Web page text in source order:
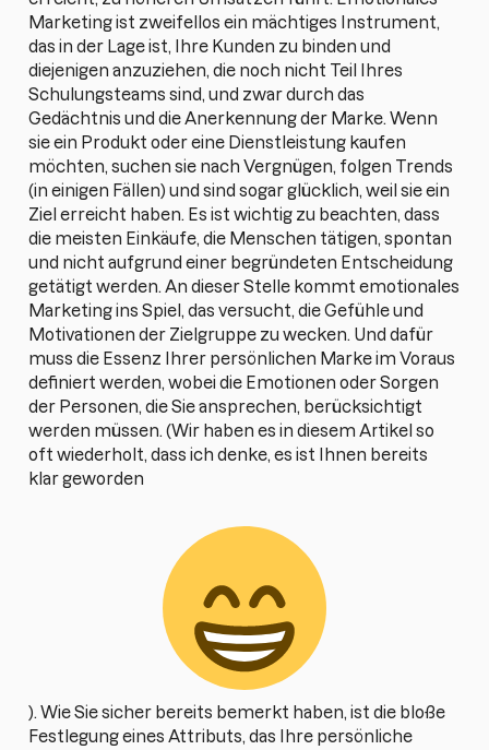
Marketing ist zweifellos ein mächtiges Instrument,
das in der Lage ist, Ihre Kunden zu binden und
diejenigen anzuziehen, die noch nicht Teil Ihres
Schulungsteams sind, und zwar durch das
Gedächtnis und die Anerkennung der Marke. Wenn
sie ein Produkt oder eine Dienstleistung kaufen
möchten, suchen sie nach Vergnügen, folgen Trends
(in einigen Fällen) und sind sogar glücklich, weil sie ein
Ziel erreicht haben. Es ist wichtig zu beachten, dass
die meisten Einkäufe, die Menschen tätigen, spontan
und nicht aufgrund einer begründeten Entscheidung
getätigt werden. An dieser Stelle kommt emotionales
Marketing ins Spiel, das versucht, die Gefühle und
Motivationen der Zielgruppe zu wecken. Und dafür
muss die Essenz Ihrer persönlichen Marke im Voraus
definiert werden, wobei die Emotionen oder Sorgen
der Personen, die Sie ansprechen, berücksichtigt
werden müssen. (Wir haben es in diesem Artikel so
oft wiederholt, dass ich denke, es ist Ihnen bereits
klar geworden
). Wie Sie sicher bereits bemerkt haben, ist die bloße
Festlegung eines Attributs, das Ihre persönliche